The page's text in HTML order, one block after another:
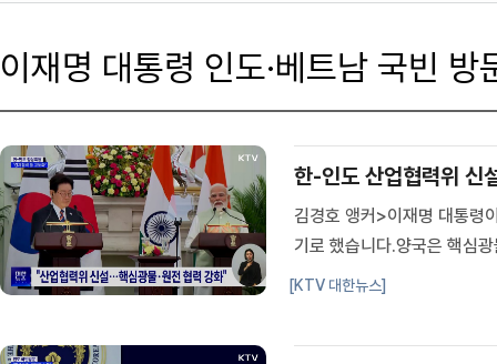
이재명 대통령 인도·베트남 국빈 방
한-인도 산업협력위 신
김경호 앵커>이재명 대통령
기로 했습니다.양국은 핵심
서도 힘을 모으기로 했습니
[KTV 대한뉴스]
검색 조건
검색어 입력
검색